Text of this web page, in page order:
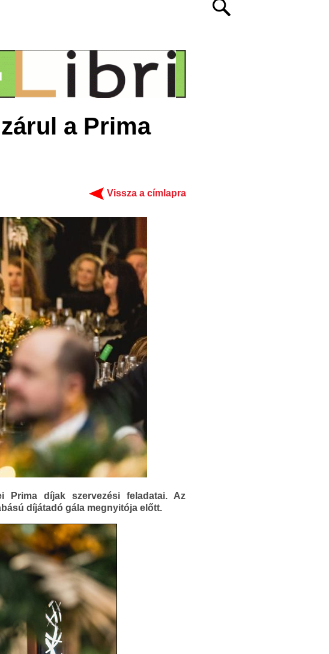
a Prima
Vissza a címlapra
Prima díjak szervezési feladatai. Az
díjátadó gála megnyitója előtt.